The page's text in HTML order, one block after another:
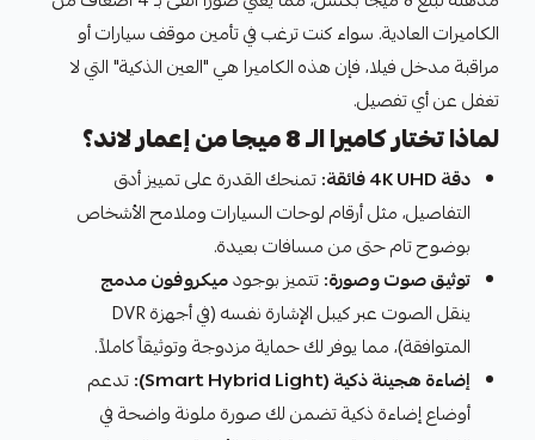
الكاميرات العادية. سواء كنت ترغب في تأمين موقف سيارات أو
مراقبة مدخل فيلا، فإن هذه الكاميرا هي "العين الذكية" التي لا
تغفل عن أي تفصيل.
لماذا تختار كاميرا الـ 8 ميجا من إعمار لاند؟
دقة 4K UHD فائقة:
تمنحك القدرة على تمييز أدق
التفاصيل، مثل أرقام لوحات السيارات وملامح الأشخاص
بوضوح تام حتى من مسافات بعيدة.
توثيق صوت وصورة:تتميز بوجودميكروفون مدمج
ينقل الصوت عبر كيبل الإشارة نفسه (في أجهزة DVR
المتوافقة)، مما يوفر لك حماية مزدوجة وتوثيقاً كاملاً.
إضاءة هجينة ذكية (Smart Hybrid Light):
تدعم
أوضاع إضاءة ذكية تضمن لك صورة ملونة واضحة في